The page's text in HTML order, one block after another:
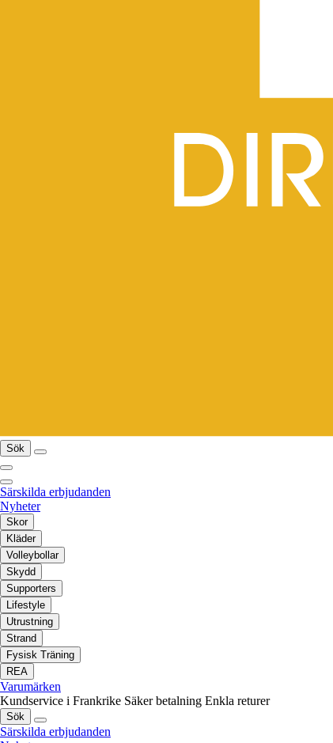
Sök
Särskilda erbjudanden
Nyheter
Skor
Kläder
Volleybollar
Skydd
Supporters
Lifestyle
Utrustning
Strand
Fysisk Träning
REA
Varumärken
Kundservice i Frankrike Säker betalning Enkla returer
Sök
Särskilda erbjudanden